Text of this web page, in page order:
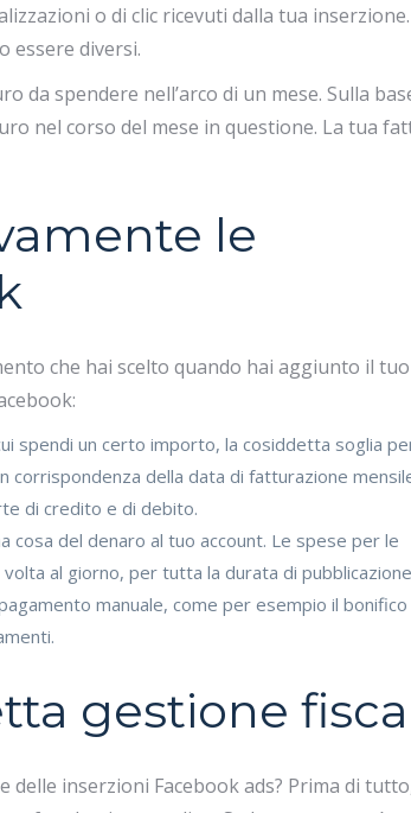
o di clic ricevuti dalla tua inserzione.
essere diversi.
da spendere nell’arco di un mese. Sulla
nel corso del mese in questione. La tua
le
che hai scelto quando hai aggiunto il tuo
spendi un certo importo, la cosiddetta soglia
della data di fatturazione
di credito e di debito.
cosa del denaro al tuo account. Le spese per le
al giorno, per tutta la durata di
manuale, come per esempio il bonifico
gestione
inserzioni Facebook ads? Prima di